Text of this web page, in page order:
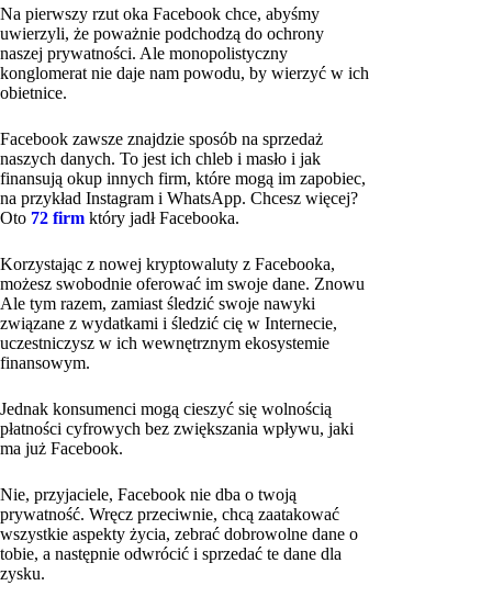
Na pierwszy rzut oka Facebook chce, abyśmy
uwierzyli, że poważnie podchodzą do ochrony
naszej prywatności. Ale monopolistyczny
konglomerat nie daje nam powodu, by wierzyć w ich
obietnice.
Facebook zawsze znajdzie sposób na sprzedaż
naszych danych. To jest ich chleb i masło i jak
finansują okup innych firm, które mogą im zapobiec,
na przykład Instagram i WhatsApp. Chcesz więcej?
Oto 72 firm który jadł Facebooka.
Korzystając z nowej kryptowaluty z Facebooka,
możesz swobodnie oferować im swoje dane. Znowu
Ale tym razem, zamiast śledzić swoje nawyki
związane z wydatkami i śledzić cię w Internecie,
uczestniczysz w ich wewnętrznym ekosystemie
finansowym.
Jednak konsumenci mogą cieszyć się wolnością
płatności cyfrowych bez zwiększania wpływu, jaki
ma już Facebook.
Nie, przyjaciele, Facebook nie dba o twoją
prywatność. Wręcz przeciwnie, chcą zaatakować
wszystkie aspekty życia, zebrać dobrowolne dane o
tobie, a następnie odwrócić i sprzedać te dane dla
zysku.